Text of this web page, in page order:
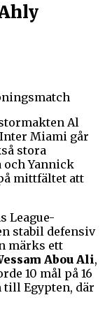
Al
Miami går
stora
och Yannick
mittfältet att
League-
stabil defensiv
märks ett
Abou Ali,
10 mål på 16
Egypten, där